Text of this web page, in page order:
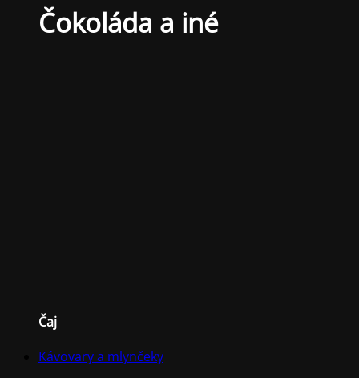
Čokoláda a iné
Čaj
Kávovary a mlynčeky